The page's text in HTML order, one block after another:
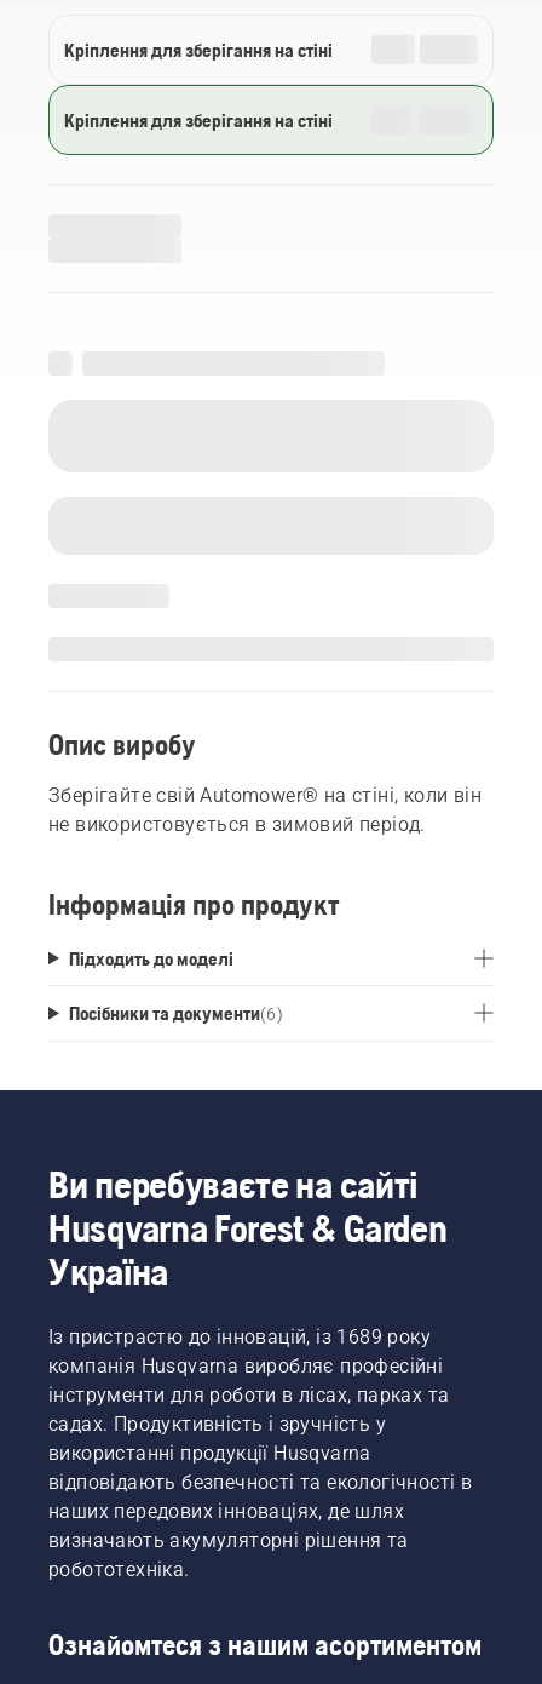
Кріплення для зберігання на стіні
Кріплення для зберігання на стіні
Опис виробу
Зберігайте свій Automower® на стіні, коли він
не використовується в зимовий період.
Інформація про продукт
Підходить до моделі
Посібники та документи(6)
Ви перебуваєте на сайті
Husqvarna Forest & Garden
Україна
Із пристрастю до інновацій, із 1689 року
компанія Husqvarna виробляє професійні
інструменти для роботи в лісах, парках та
садах. Продуктивність і зручність у
використанні продукції Husqvarna
відповідають безпечності та екологічності в
наших передових інноваціях, де шлях
визначають акумуляторні рішення та
робототехніка.
Ознайомтеся з нашим асортиментом